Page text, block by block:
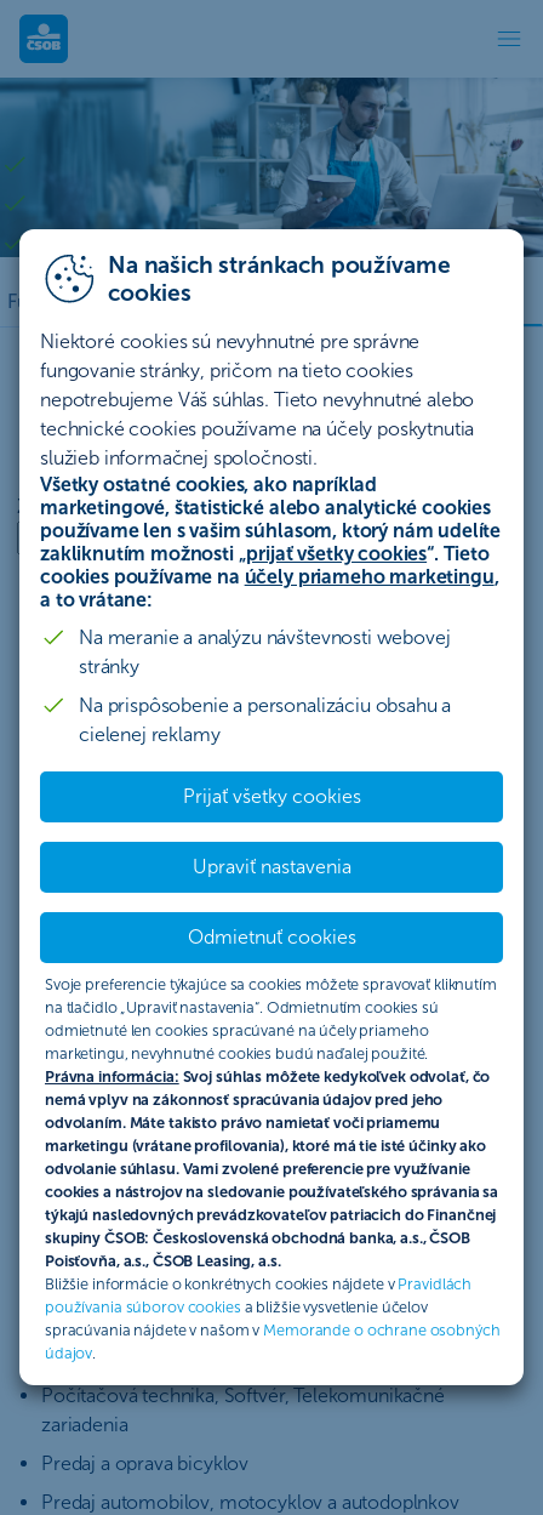
Na našich stránkach používame
cookies
Niektoré cookies sú nevyhnutné pre správne
fungovanie stránky, pričom na tieto cookies
nepotrebujeme Váš súhlas. Tieto nevyhnutné alebo
technické cookies používame na účely poskytnutia
služieb informačnej spoločnosti.
Všetky ostatné cookies, ako napríklad
marketingové, štatistické alebo analytické cookies
používame len s vašim súhlasom, ktorý nám udelíte
zakliknutím možnosti „prijať všetky cookies“. Tieto
cookies používame na účely priameho marketingu,
a to vrátane:
Na meranie a analýzu návštevnosti webovej
stránky
Na prispôsobenie a personalizáciu obsahu a
cielenej reklamy
Prijať všetky cookies
Upraviť nastavenia
Odmietnuť cookies
Svoje preferencie týkajúce sa cookies môžete spravovať kliknutím
na tlačidlo „Upraviť nastavenia“. Odmietnutím cookies sú
odmietnuté len cookies spracúvané na účely priameho
marketingu, nevyhnutné cookies budú naďalej použité.
Právna informácia: Svoj súhlas môžete kedykoľvek odvolať, čo
nemá vplyv na zákonnosť spracúvania údajov pred jeho
odvolaním. Máte takisto právo namietať voči priamemu
marketingu (vrátane profilovania), ktoré má tie isté účinky ako
odvolanie súhlasu. Vami zvolené preferencie pre využívanie
cookies a nástrojov na sledovanie používateľského správania sa
týkajú nasledovných prevádzkovateľov patriacich do Finančnej
skupiny ČSOB: Československá obchodná banka, a.s., ČSOB
Poisťovňa, a.s., ČSOB Leasing, a.s.
Bližšie informácie o konkrétnych cookies nájdete v Pravidlách
používania súborov cookies a bližšie vysvetlenie účelov
spracúvania nájdete v našom v Memorande o ochrane osobných
údajov
Platobná brána GP WebPay | ČSOB
Platobná brána
Transparentné a finálne ceny bez skrytých poplatkov
Bezplatné pluginy na jednoduchú implementáciu
Funkcie Mám záujem
Vypočítajte si odhadovanú
cenu platobnej brány
Zvoľte oblasť podnikania
Vyberte oblasť
Kaviareň, Cukráreň
Mäsiarstvo
Pekáreň
Potraviny, supermarket, špeciálny potravinový tovar
Rýchle občerstvenie
Autodoprava, kuriér
Autoservis, Pneuservis a predaj pneumatík
Cestovná kancelária
Čerpacia stanica
Drogéria a kozmetika, Farby-laky
Hračkárstvo
Kaderníctvo a barber, Kozmetický salón
Kníhkupectvo
Kvetinárstvo
Lekár, Zubár
Lekárne, Medicínske a protetické výrobky
Obuv, Predaj kabeliek, opaskov
Očná optika
Počítačová technika, Softvér, Telekomunikačné
zariadenia
Predaj a oprava bicyklov
Predaj automobilov, motocyklov a autodoplnkov